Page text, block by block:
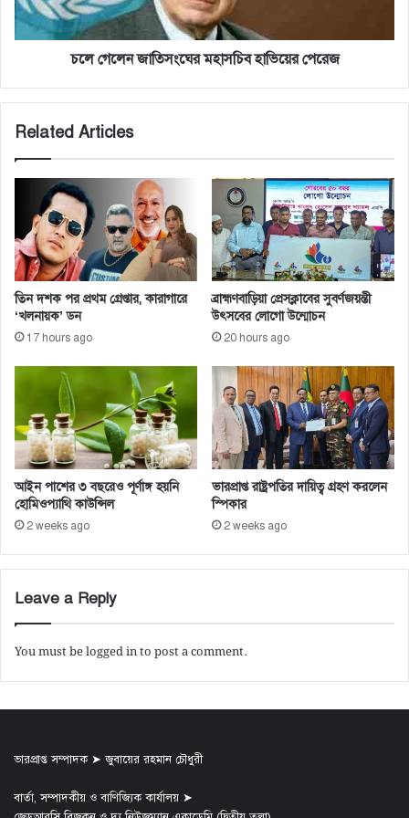
আ
দে
সং
ঘে
চি
পে
রে
জ
চলে গেলেন জাতিসংঘের মহাসচিব হাভিয়ের পেরেজ
Related Articles
তিন দশক পর প্রথম গ্রেপ্তার, কারাগারে
‘খলনায়ক’ ডন
17 hours ago
ব্রাহ্মণবাড়িয়া প্রেসক্লাবের সুবর্ণজয়ন্তী
উৎসবের লোগো উন্মোচন
20 hours ago
আইন পাশের ৩ বছরেও পূর্ণাঙ্গ হয়নি
হোমিওপ্যাথি কাউন্সিল
2 weeks ago
ভারপ্রাপ্ত রাষ্ট্রপতির দায়িত্ব গ্রহণ করলেন
স্পিকার
2 weeks ago
Leave a Reply
You must belogged into post a comment.
ভারপ্রাপ্ত সম্পাদক ➤ জুবায়ের রহমান চৌধুরী
বার্তা, সম্পাদকীয় ও বাণিজ্যিক কার্যালয় ➤